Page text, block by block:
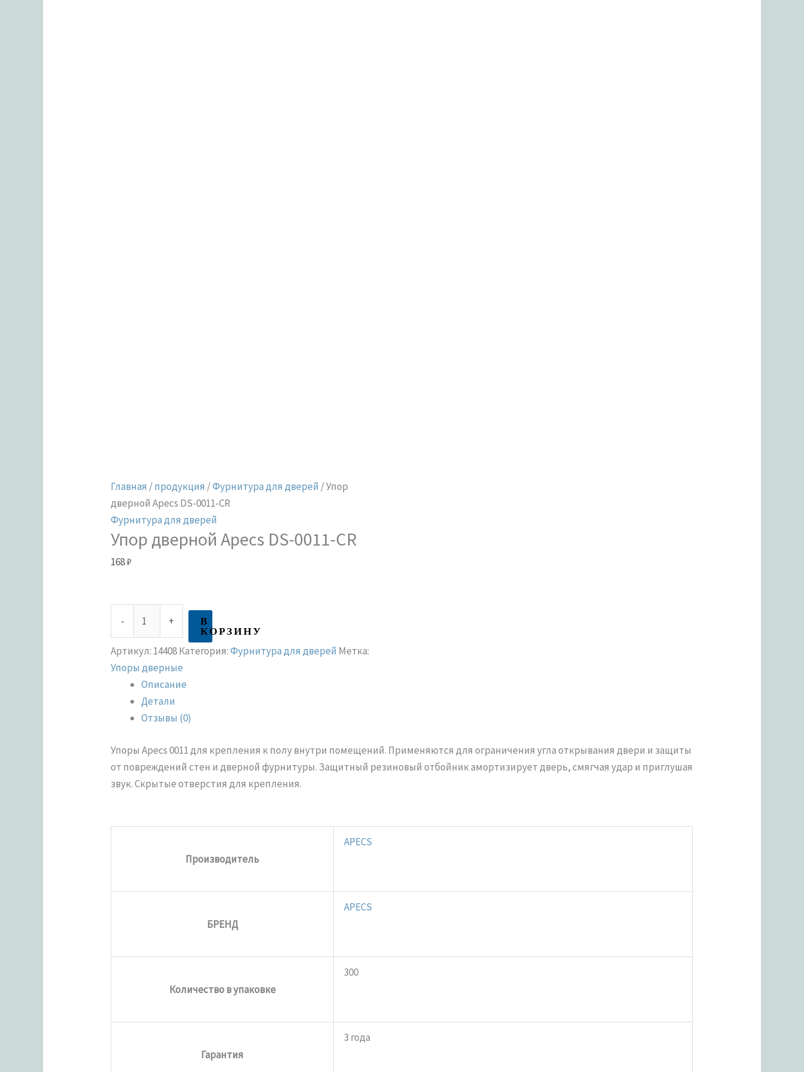
Главная /продукция /Фурнитура для дверей / Упор
дверной Apecs DS-0011-CR
Фурнитура для дверей
Упор дверной Apecs DS-0011-CR
168₽
- + В
КОРЗИНУ
Артикул: 14408Категория:Фурнитура для дверей Метка:
Упоры дверные
Описание
Детали
Отзывы (0)
Упоры Apecs 0011 для крепления к полу внутри помещений. Применяются для ограничения угла открывания двери и защиты
от повреждений стен и дверной фурнитуры. Защитный резиновый отбойник амортизирует дверь, смягчая удар и приглушая
звук. Скрытые отверстия для крепления.
Производитель
APECS
БРЕНД
APECS
Количество в упаковке
300
Гарантия
3 года